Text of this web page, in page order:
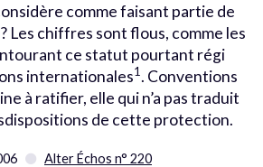
comme faisant partie de
Les chiffres sont flous, comme les
ce statut pourtant régi
internationales1. Conventions
à ratifier, elle qui n’a pas traduit
de cette protection.
Alter Échos n° 220